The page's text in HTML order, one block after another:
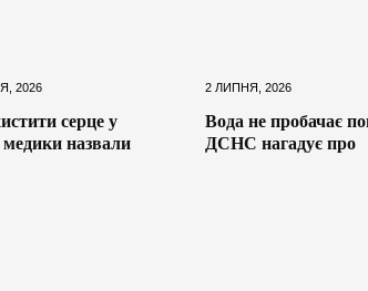
2026
серце у
медики назвали
2 ЛИПНЯ, 2026
Вода не пробачає
ДСНС нагадує про